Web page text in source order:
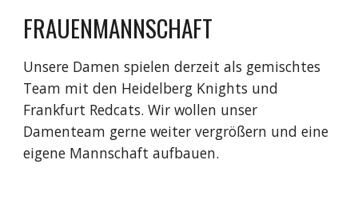
FRAUENMANNSCHAFT
Unsere Damen spielen derzeit als gemischtes
Team mit den Heidelberg Knights und
Frankfurt Redcats. Wir wollen unser
Damenteam gerne weiter vergrößern und eine
eigene Mannschaft aufbauen.